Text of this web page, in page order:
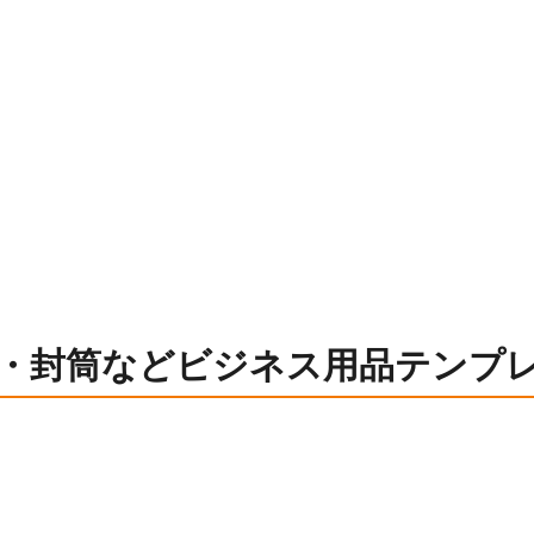
封筒などビジネス用品テンプ